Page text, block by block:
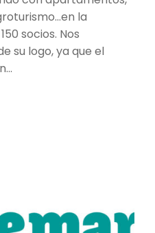
la
socios. Nos
su logo, ya que el